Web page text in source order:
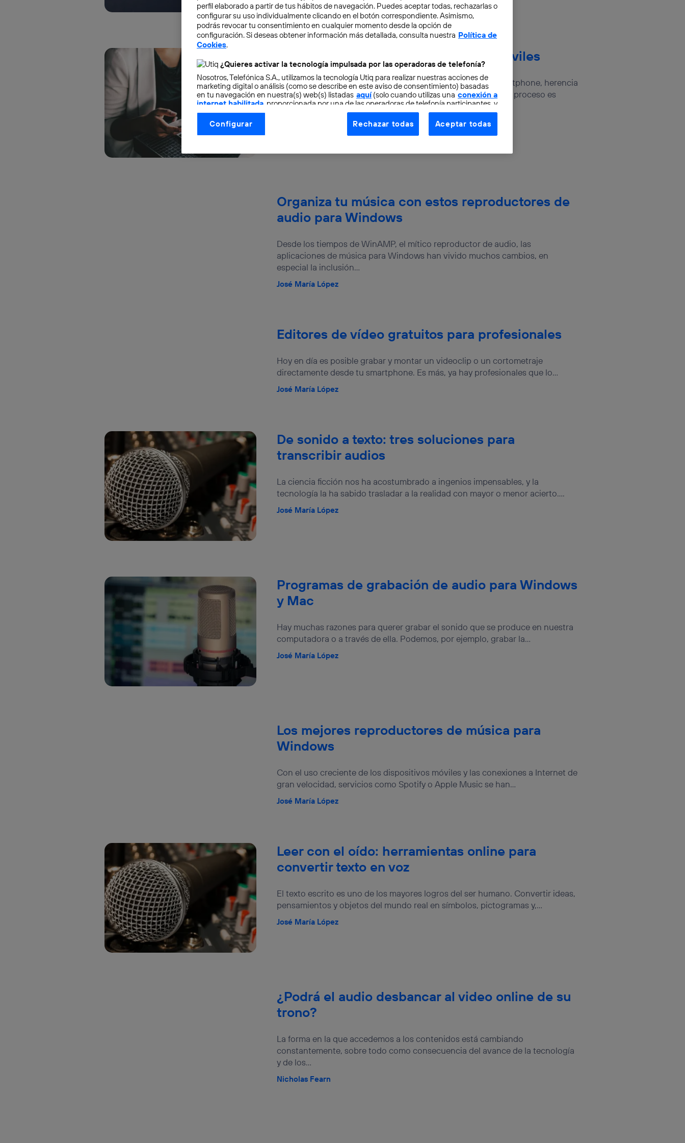
No escribas, habla: notas de audio móviles
Durante años, hemos tomado notas escritas en nuestro smartphone, herencia
de las notas manuscritas y más adelante mecanografiadas. El proceso es
relativamente rápido y...
Organiza tu música con estos reproductores de
audio para Windows
Desde los tiempos de WinAMP, el mítico reproductor de audio, las
aplicaciones de música para Windows han vivido muchos cambios, en
especial la inclusión...
José María López
Editores de vídeo gratuitos para profesionales
Hoy en día es posible grabar y montar un videoclip o un cortometraje
directamente desde tu smartphone. Es más, ya hay profesionales que lo...
José María López
De sonido a texto: tres soluciones para
transcribir audios
La ciencia ficción nos ha acostumbrado a ingenios impensables, y la
tecnología la ha sabido trasladar a la realidad con mayor o menor acierto....
José María López
Programas de grabación de audio para Windows
y Mac
Hay muchas razones para querer grabar el sonido que se produce en nuestra
computadora o a través de ella. Podemos, por ejemplo, grabar la...
José María López
Los mejores reproductores de música para
Windows
Con el uso creciente de los dispositivos móviles y las conexiones a Internet de
gran velocidad, servicios como Spotify o Apple Music se han...
José María López
Leer con el oído: herramientas online para
convertir texto en voz
El texto escrito es uno de los mayores logros del ser humano. Convertir ideas,
pensamientos y objetos del mundo real en símbolos, pictogramas y,...
José María López
¿Podrá el audio desbancar al video online de su
trono?
La forma en la que accedemos a los contenidos está cambiando
constantemente, sobre todo como consecuencia del avance de la tecnología
y de los...
Nicholas Fearn
perfil elaborado a partir de tus hábitos de navegación. Puedes aceptar todas, rechazarlas o
configurar su uso individualmente clicando en el botón correspondiente. Asimismo,
podrás revocar tu consentimiento en cualquier momento desde la opción de
configuración. Si deseas obtener información más detallada, consulta nuestra Política de
Cookies.
¿Quieres activar la tecnología impulsada por las operadoras de telefonía?
Nosotros, Telefónica S.A., utilizamos la tecnología Utiq para realizar nuestras acciones de
marketing digital o análisis (como se describe en este aviso de consentimiento) basadas
en tu navegación en nuestra(s) web(s) listadas aquí(solo cuando utilizas una conexión a
internet habilitada , proporcionada por una de las operadoras de telefonía participantes, y
otorgas tu consentimiento en cada página web).
La tecnología Utiq está diseñada con la privacidad como prioridad ofreciéndote elección y
control.
utilizando tu dirección IP y otra información de la cuenta de cliente de telecomunicaciones
conexión de banda ancha (p. ej., Wi-Fi), el marketing o análisis se
realizará en función de las actividades de navegación de los miembros del hogar que
datos móviles, el marketing será más personalizado, ya que se basará
únicamente en la navegación del usuario del móvil.
Puedes gestionar los consentimientos Utiq seleccionando “Administrar Utiq” en la parte
inferior de esta página web o visitando el portal de privacidad de Utiq (“consenthub”)
política de privacidad de Utiq
Configurar Rechazar todas Aceptar todas